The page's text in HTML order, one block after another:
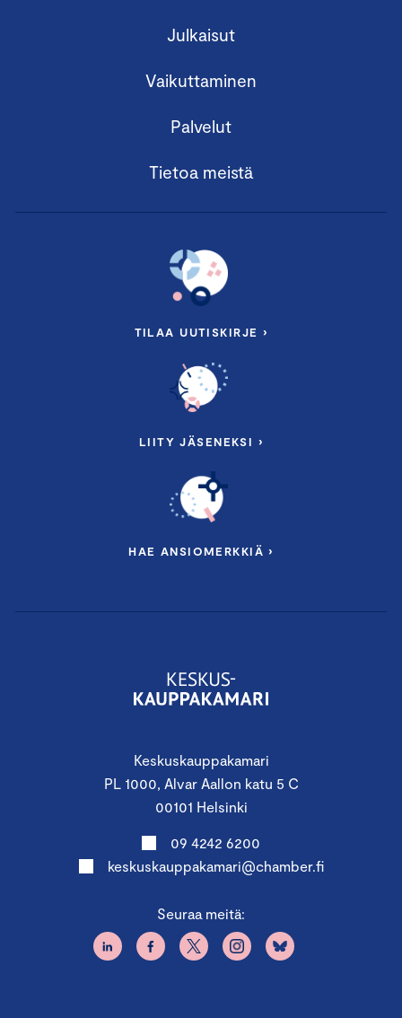
Keskuskauppakamari
PL 1000, Alvar Aallon katu 5 C
00101 Helsinki
09 4242 6200
keskuskauppakamari@chamber.fi
Seuraa meitä:
Julkaisut
Vaikuttaminen
Palvelut
Tietoa meistä
TILAA UUTISKIRJE ›
LIITY JÄSENEKSI ›
HAE ANSIOMERKKIÄ ›